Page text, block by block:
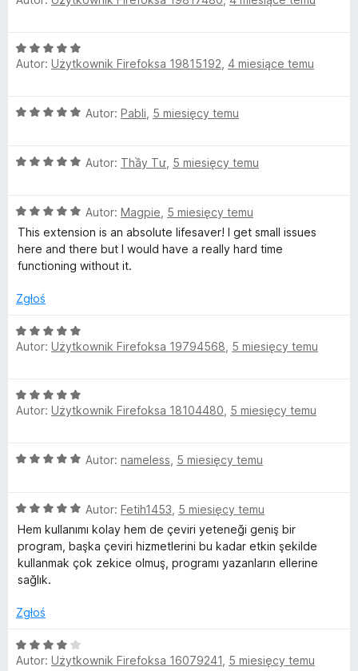
/
5
a
:
5
O
c
a
/
Autor: Użytkownik Firefoksa 19815192 4 miesiące temu
O
n
5
/
5
Autor: Pabli 5 miesięcy temu
O
n
a
:
5
5
Autor: Thầy Tư 5 miesięcy temu
O
c
e
n
:
/
5
Autor: Magpie 5 miesięcy temu
This extension is an absolute lifesaver! I get small issues
here and there but I would have a really hard time
functioning without it.
Zgłoś
O
c
a
:
5
Autor: Użytkownik Firefoksa 19794568 5 miesięcy temu
O
c
a
/
5
Autor: Użytkownik Firefoksa 18104480 5 miesięcy temu
O
n
a
:
5
/
Autor: nameless 5 miesięcy temu
O
c
e
n
a
5
5
Autor: Fetih1453 5 miesięcy temu
Hem kullanımı kolay hem de çeviri yeteneği geniş bir
program, başka çeviri hizmetlerini bu kadar etkin şekilde
kullanmak çok zekice olmuş, programı yazanların ellerine
sağlık.
Zgłoś
O
c
Autor: Użytkownik Firefoksa 16079241 5 miesięcy temu